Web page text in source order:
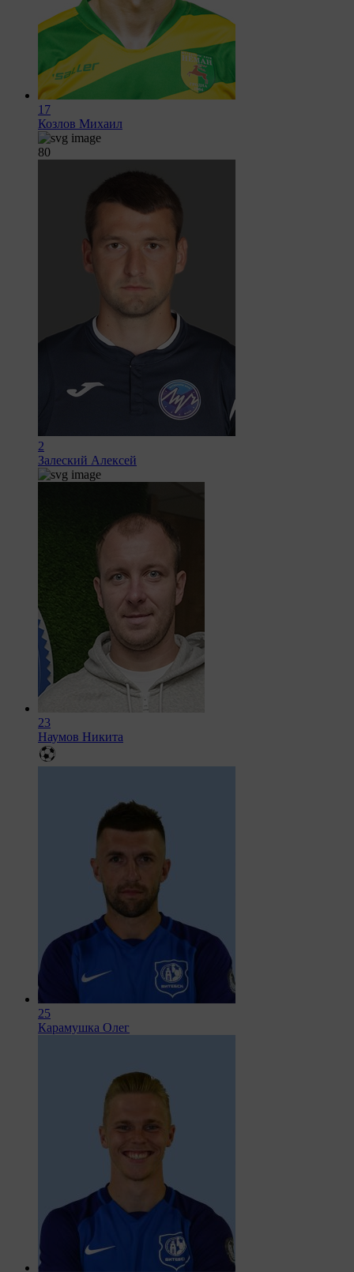
17
Козлов Михаил
80
2
Залеский Алексей
23
Наумов Никита
25
Карамушка Олег